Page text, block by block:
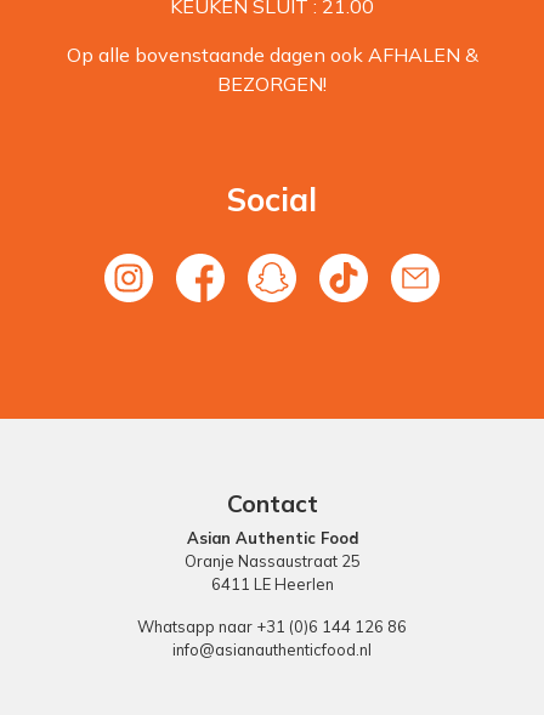
KEUKEN SLUIT : 21.00
Op alle bovenstaande dagen ook AFHALEN &
BEZORGEN!
Social
Contact
Asian Authentic Food
Oranje Nassaustraat 25
6411 LE Heerlen
Whatsapp naar +31 (0)6 144 126 86
info@asianauthenticfood.nl